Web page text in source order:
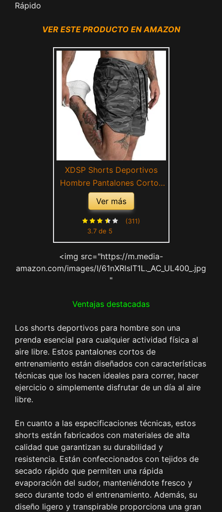
Rápido
VER ESTE PRODUCTO EN AMAZON
XDSP Shorts Deportivos
Hombre Pantalones Cortos
Shorts Pantalón Corto de
Entrenamiento de Secado
Rápido para Correr Jogging
Running al Aire Libre Ligero
Ver más
3.7 de 5
(311)
<img src="https://m.media-
amazon.com/images/I/61nXRlsIT1L._AC_UL400_.jpg
"
Ventajas destacadas
Los shorts deportivos para hombre son una
prenda esencial para cualquier actividad física al
aire libre. Estos pantalones cortos de
entrenamiento están diseñados con características
técnicas que los hacen ideales para correr, hacer
ejercicio o simplemente disfrutar de un día al aire
libre.
En cuanto a las especificaciones técnicas, estos
shorts están fabricados con materiales de alta
calidad que garantizan su durabilidad y
resistencia. Están confeccionados con tejidos de
secado rápido que permiten una rápida
evaporación del sudor, manteniéndote fresco y
seco durante todo el entrenamiento. Además, su
diseño ligero y transpirable proporciona una gran